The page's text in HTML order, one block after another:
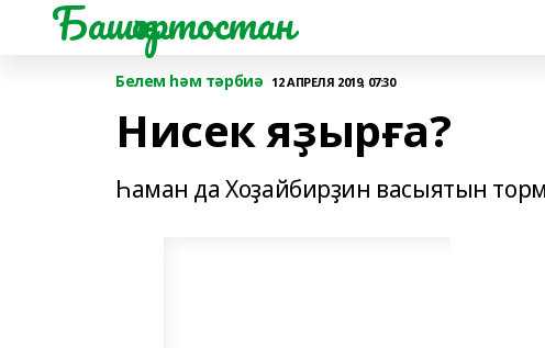
Башҡортостан
Белем һәм тәрбиә 12 АПРЕЛЯ 2019, 07:30
Нисек яҙырға?
Һаман да Хоҙайбирҙин васыятын